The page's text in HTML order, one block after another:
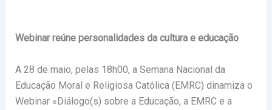
Webinar reúne personalidades da cultura e educação
A 28 de maio, pelas 18h00, a Semana Nacional da
Educação Moral e Religiosa Católica (EMRC) dinamiza o
Webinar «Diálogo(s) sobre a Educação, a EMRC e a